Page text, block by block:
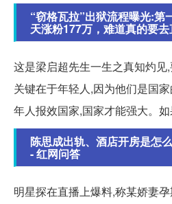
“窃格瓦拉”出狱流程曝光:第
天涨粉177万，难道真的要
这是梁启超先生一生之真知灼见
关键在于年轻人,因为他们是国
年人报效国家,国家才能强大。如
陈思成出轨、酒店开房是怎
- 红网问答
明星探在直播上爆料,称某娇妻